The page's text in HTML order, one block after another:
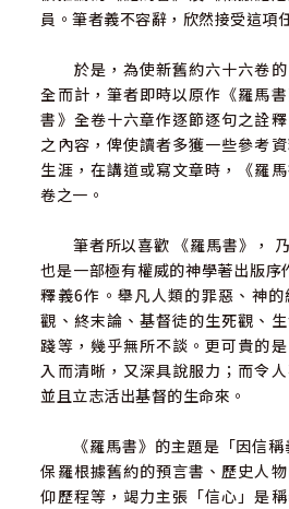
員。筆者義不容辭，欣然接受這項
於是，為使新舊約六十六卷的
全而計，筆者即時以原作《羅馬
書》全卷十六章作逐節逐句之詮
之內容，俾使讀者多獲一些參考
生涯，在講道或寫文章時，《羅
卷之一。
筆者所以喜歡 《羅馬書》， 乃
也是一部極有權威的神學著出版序
釋義6作。舉凡人類的罪惡、神
觀、終末論、基督徒的生死觀、
踐等，幾乎無所不談。更可貴的
入而清晰，又深具說服力；而令
並且立志活出基督的生命來。
《羅馬書》的主題是「因信稱
保羅根據舊約的預言書、歷史人
仰歷程等，竭力主張「信心」是